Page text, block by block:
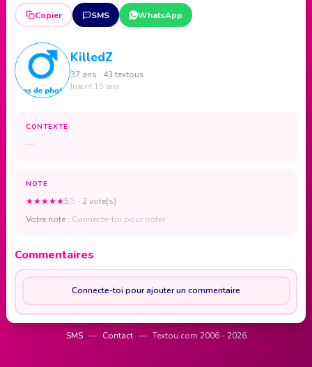
Copier SMS WhatsApp
KilledZ
37 ans · 43 textous
Inscrit 15 ans
CONTEXTE
—
NOTE
★★★★★5/5 · 2 vote(s)
Votre note : Connecte-toi pour noter
Commentaires
Connecte-toi pour ajouter un commentaire
SMS — Contact — Textou.com 2006 - 2026